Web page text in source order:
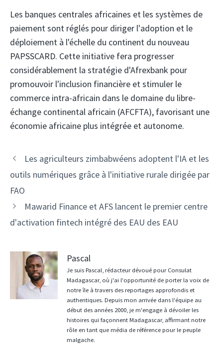
Les banques centrales africaines et les systèmes de
paiement sont réglés pour diriger l'adoption et le
déploiement à l'échelle du continent du nouveau
PAPSSCARD. Cette initiative fera progresser
considérablement la stratégie d'Afrexbank pour
promouvoir l'inclusion financière et stimuler le
commerce intra-africain dans le domaine du libre-
échange continental africain (AFCFTA), favorisant une
économie africaine plus intégrée et autonome.
Navigation
des
Les agriculteurs zimbabwéens adoptent l'IA et les
outils numériques grâce à l'initiative rurale dirigée par
FAO
Mawarid Finance et AFS lancent le premier centre
d'activation fintech intégré des EAU des EAU
Pascal
Je suis Pascal, rédacteur dévoué pour Consulat
Madagascar, où j'ai l'opportunité de porter la voix de
notre île à travers des reportages approfondis et
authentiques. Depuis mon arrivée dans l'équipe au
début des années 2000, je m'engage à dévoiler les
histoires qui façonnent Madagascar, affirmant notre
rôle en tant que média de référence pour le peuple
malgache.